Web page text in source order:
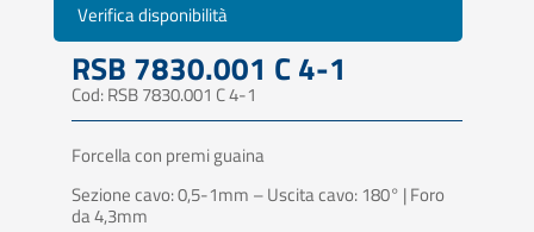
Verifica disponibilità
RSB 7830.001 C 4-1
Cod: RSB 7830.001 C 4-1
Forcella con premi guaina
Sezione cavo: 0,5-1mm – Uscita cavo: 180° | Foro
da 4,3mm